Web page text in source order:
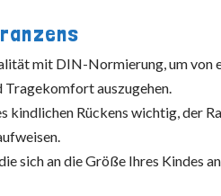
mit DIN-Normierung, um von
Tragekomfort auszugehen.
kindlichen Rückens wichtig, der
sich an die Größe Ihres Kindes